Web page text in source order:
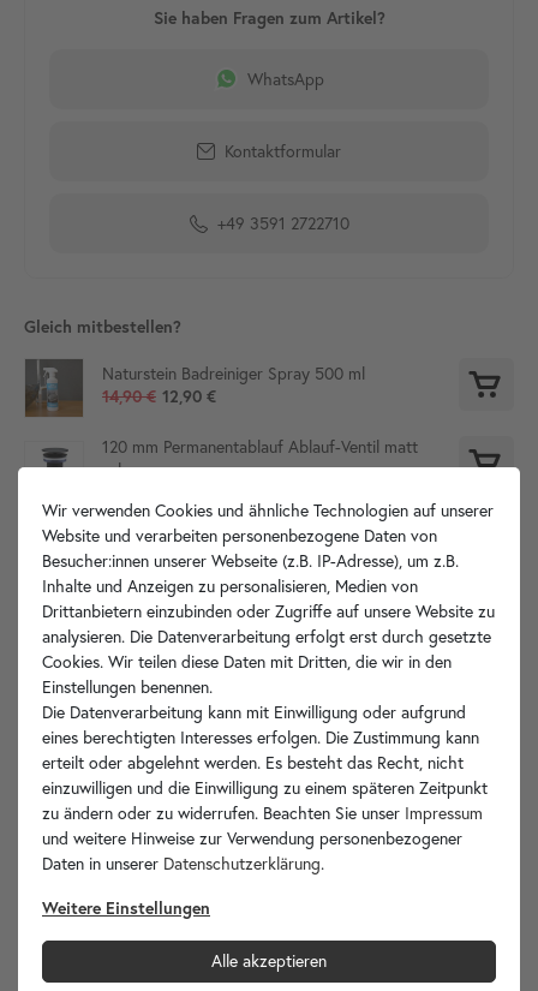
WhatsApp
Kontaktformular
+49 3591 2722710
Gleich mitbestellen?
Naturstein Badreiniger Spray 500 ml
14,90 € 12,90 €
120 mm Permanentablauf Ablauf-Ventil matt
schwarz
Produktdetails
Artikelbeschreibung
Technische Zeichnung
Hersteller-Info
Ihre Vorteile
Wir verwenden Cookies und ähnliche Technologien auf unserer
Website und verarbeiten personenbezogene Daten von
Besucher:innen unserer Webseite (z.B. IP-Adresse), um z.B.
Inhalte und Anzeigen zu personalisieren, Medien von
Drittanbietern einzubinden oder Zugriffe auf unsere Website zu
analysieren. Die Datenverarbeitung erfolgt erst durch gesetzte
Cookies. Wir teilen diese Daten mit Dritten, die wir in den
Einstellungen benennen.
Die Datenverarbeitung kann mit Einwilligung oder aufgrund
eines berechtigten Interesses erfolgen. Die Zustimmung kann
erteilt oder abgelehnt werden. Es besteht das Recht, nicht
einzuwilligen und die Einwilligung zu einem späteren Zeitpunkt
zu ändern oder zu widerrufen. Beachten Sie unser Impressum
und weitere Hinweise zur Verwendung personenbezogener
Daten in unserer Daten­schutz­erklärung.
Weitere Einstellungen
Alle akzeptieren